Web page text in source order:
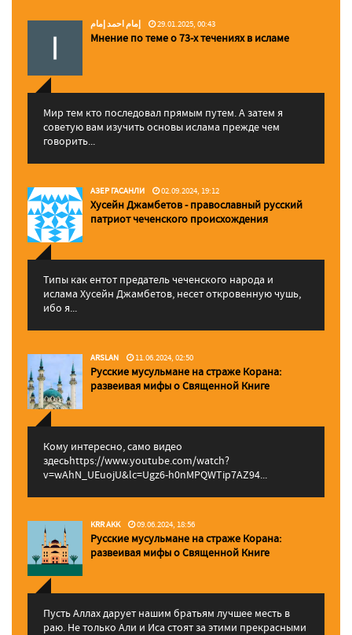
إمام احمد إمام 29.01.2025, 00:43
Мнение по теме о 73-х течениях в исламе
Мир тем кто последовал прямым путем. А затем я
советую вам изучить основы ислама прежде чем
говорить...
АЗЕР ГАСАНЛИ 02.09.2024, 19:12
Хусейн Джамбетов - православный русский
патриот чеченского происхождения
Типы как ентот предатель чеченского народа и
ислама Хусейн Джамбетов, несет откровенную чушь,
ибо я...
ARSLAN 11.06.2024, 02:50
Русские мусульмане на страже Корана:
pазвеивая мифы о Священной Книге
Кому интересно, само видео
здесьhttps://www.youtube.com/watch?
v=wAhN_UEuojU&lc=Ugz6-h0nMPQWTip7AZ94...
KRR AKK 09.06.2024, 18:56
Русские мусульмане на страже Корана:
pазвеивая мифы о Священной Книге
Пусть Аллах дарует нашим братьям лучшее месть в
раю. Не только Али и Иса стоят за этими прекрасными